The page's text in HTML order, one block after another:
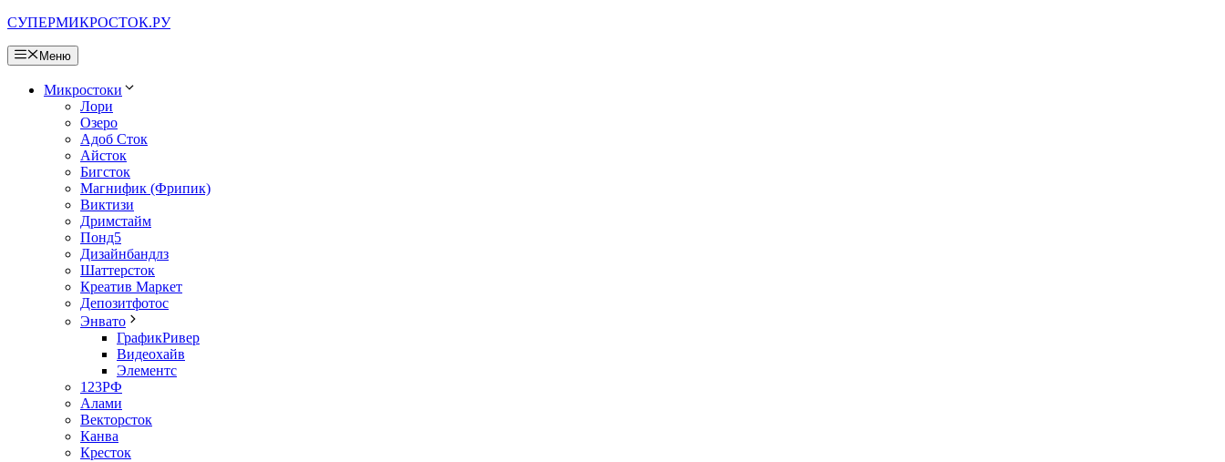
Перейти
содержимому
СУПЕРМИКРОСТОК.РУ
Меню
Микростоки
Лори
Озеро
Адоб Сток
Айсток
Бигсток
Магнифик (Фрипик)
Виктизи
Дримстайм
Понд5
Дизайнбандлз
Шаттерсток
Креатив Маркет
Депозитфотос
Энвато
ГрафикРивер
Видеохайв
Элементс
123РФ
Алами
Векторсток
Канва
Кресток